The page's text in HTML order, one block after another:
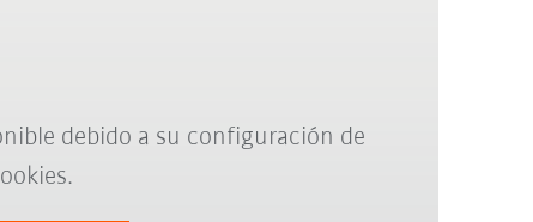
debido a su configuración de